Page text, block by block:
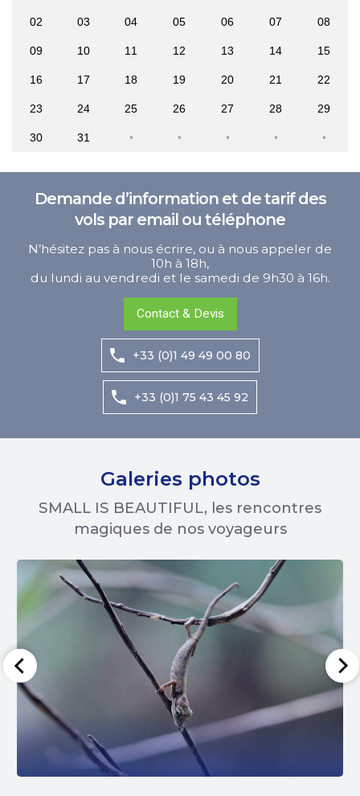
02 03 04 05 06 07 08
09 10 11 12 13 14 15
16 17 18 19 20 21 22
23 24 25 26 27 28 29
30 31
Demande d’information et de tarif des
vols par email ou téléphone
N’hésitez pas à nous écrire, ou à nous appeler de
10h à 18h,
du lundi au vendredi et le samedi de 9h30 à 16h.
Contact & Devis
+33 (0)1 49 49 00 80
+33 (0)1 75 43 45 92
Galeries photos
SMALL IS BEAUTIFUL, les rencontres
magiques de nos voyageurs